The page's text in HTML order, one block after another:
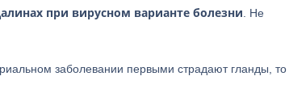
при вирусном варианте болезни . Не
заболевании первыми страдают гланды, то